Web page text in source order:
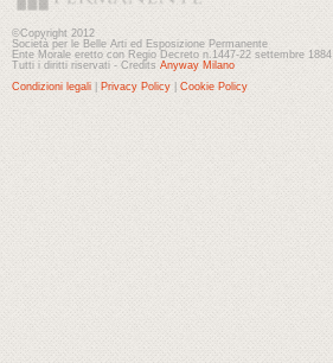
©Copyright 2012
Società per le Belle Arti ed Esposizione Permanente
Ente Morale eretto con Regio Decreto n.1447-22 settembre 1884
Tutti i diritti riservati - Credits Anyway Milano
Condizioni legali
Privacy Policy Cookie Policy